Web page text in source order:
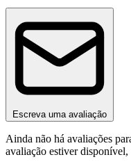
Escreva uma avaliação
Ainda não há avaliações
avaliação estiver disponível,